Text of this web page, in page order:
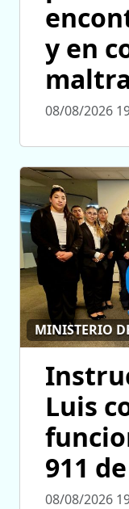
y en
08/08/2026
MINISTERIO
Luis
911
08/08/2026